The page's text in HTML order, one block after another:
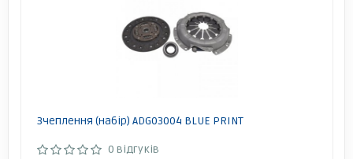
Зчеплення (набір) ADG03004 BLUE PRINT
0 відгуків